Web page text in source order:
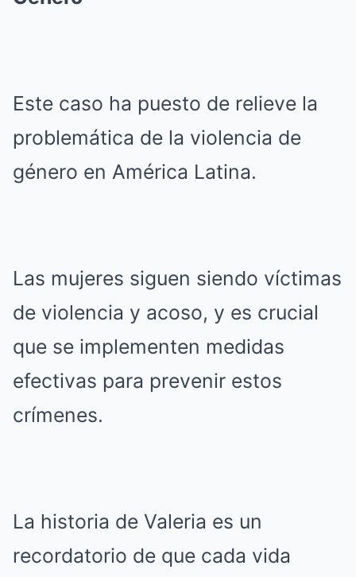
Este caso ha puesto de relieve la
problemática de la violencia de
género en América Latina.
Las mujeres siguen siendo víctimas
de violencia y acoso, y es crucial
que se implementen medidas
efectivas para prevenir estos
crímenes.
La historia de Valeria es un
recordatorio de que cada vida